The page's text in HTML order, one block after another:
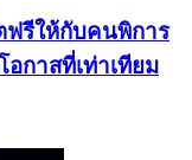
ฟรีให้กับคนพิการ
กาสที่เท่าเทียม